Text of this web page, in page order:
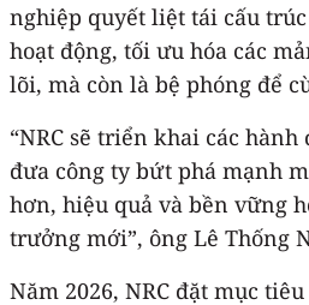
nghiệp quyết liệt tái cấu
hoạt động, tối ưu hóa các
lõi, mà còn là bệ phóng để
“NRC sẽ triển khai các
đưa công ty bứt phá mạnh
hơn, hiệu quả và bền vững
trưởng mới”, ông Lê Thống
Năm 2026, NRC đặt mục